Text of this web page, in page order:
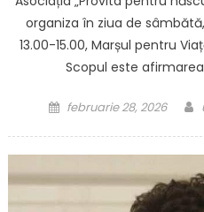
organiza în ziua de
13.00-15.00, Marșul pentru
Scopul este
Posted on
februarie 28, 2026